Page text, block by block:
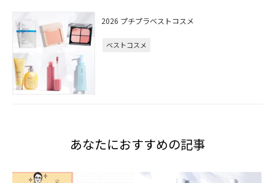
2026 プチプラベストコスメ
ベストコスメ
あなたにおすすめの記事